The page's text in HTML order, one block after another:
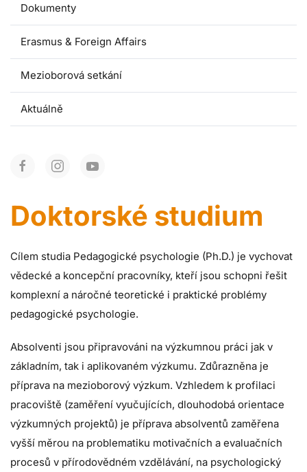
Dokumenty
Erasmus & Foreign Affairs
Mezioborová setkání
Aktuálně
Doktorské studium
Cílem studia Pedagogické psychologie (Ph.D.) je vychovat
vědecké a koncepční pracovníky, kteří jsou schopni řešit
komplexní a náročné teoretické i praktické problémy
pedagogické psychologie.
Absolventi jsou připravováni na výzkumnou práci jak v
základním, tak i aplikovaném výzkumu. Zdůrazněna je
příprava na mezioborový výzkum. Vzhledem k profilaci
pracoviště (zaměření vyučujících, dlouhodobá orientace
výzkumných projektů) je příprava absolventů zaměřena
vyšší měrou na problematiku motivačních a evaluačních
procesů v přírodovědném vzdělávání, na psychologický